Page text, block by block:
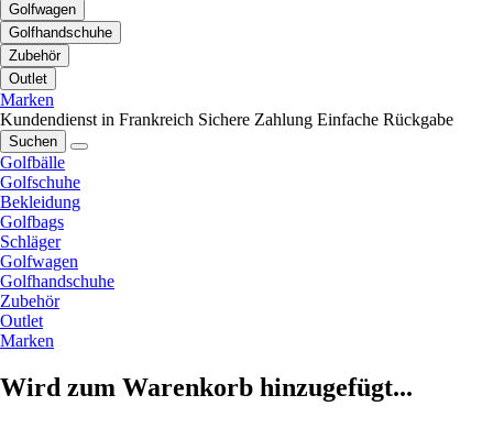
Golfwagen
Golfhandschuhe
Zubehör
Outlet
Marken
Kundendienst in Frankreich Sichere Zahlung Einfache Rückgabe
Suchen
Golfbälle
Golfschuhe
Bekleidung
Golfbags
Schläger
Golfwagen
Golfhandschuhe
Zubehör
Outlet
Marken
Wird zum Warenkorb hinzugefügt...